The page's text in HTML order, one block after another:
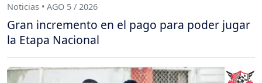
Noticias • AGO 5 / 2026
Gran incremento en el pago para poder jugar
la Etapa Nacional